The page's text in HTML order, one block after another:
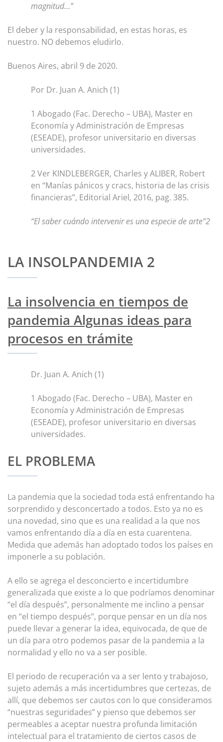
magnitud…”
El deber y la responsabilidad, en estas horas, es
nuestro. NO debemos eludirlo.
Buenos Aires, abril 9 de 2020.
Por Dr. Juan A. Anich (1)
1 Abogado (Fac. Derecho – UBA), Master en
Economía y Administración de Empresas
(ESEADE), profesor universitario en diversas
universidades.
2 Ver KINDLEBERGER, Charles y ALIBER, Robert
en “Manías pánicos y cracs, historia de las crisis
financieras”, Editorial Ariel, 2016, pag. 385.
“El saber cuándo intervenir es una especie de arte”2
LA INSOLPANDEMIA 2
La insolvencia en tiempos de
pandemia Algunas ideas para
procesos en trámite
Dr. Juan A. Anich (1)
1 Abogado (Fac. Derecho – UBA), Master en
Economía y Administración de Empresas
(ESEADE), profesor universitario en diversas
universidades.
EL PROBLEMA
La pandemia que la sociedad toda está enfrentando ha
sorprendido y desconcertado a todos. Esto ya no es
una novedad, sino que es una realidad a la que nos
vamos enfrentando día a día en esta cuarentena.
Medida que además han adoptado todos los países en
imponerle a su población.
A ello se agrega el desconcierto e incertidumbre
generalizada que existe a lo que podríamos denominar
“el día después”, personalmente me inclino a pensar
en “el tiempo después”, porque pensar en un día nos
puede llevar a generar la idea, equivocada, de que de
un día para otro podemos pasar de la pandemia a la
normalidad y ello no va a ser posible.
El periodo de recuperación va a ser lento y trabajoso,
sujeto además a más incertidumbres que certezas, de
allí, que debemos ser cautos con lo que consideramos
“nuestras seguridades” y pienso que debemos ser
permeables a aceptar nuestra profunda limitación
intelectual para el tratamiento de ciertos casos de